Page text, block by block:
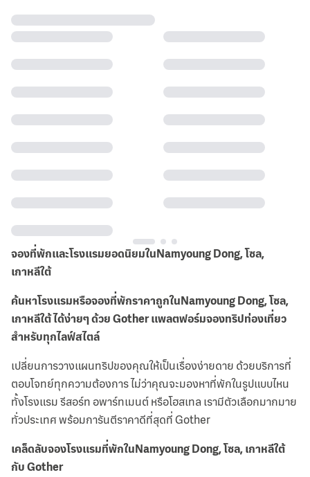
จองที่พักและโรงแรมยอดนิยมในNamyoung Dong, โซล,
เกาหลีใต้
ค้นหาโรงแรมหรือจองที่พักราคาถูกในNamyoung Dong, โซล,
เกาหลีใต้ ได้ง่ายๆ ด้วย Gother แพลตฟอร์มจองทริปท่องเที่ยว
สำหรับทุกไลฟ์สไตล์
เปลี่ยนการวางแผนทริปของคุณให้เป็นเรื่องง่ายดาย ด้วยบริการที่
ตอบโจทย์ทุกความต้องการ ไม่ว่าคุณจะมองหาที่พักในรูปแบบไหน
ทั้งโรงแรม รีสอร์ท อพาร์ทเมนต์ หรือโฮสเทล เรามีตัวเลือกมากมาย
ทั่วประเทศ พร้อมการันตีราคาดีที่สุดที่ Gother
เคล็ดลับจองโรงแรมที่พักในNamyoung Dong, โซล, เกาหลีใต้
กับ Gother